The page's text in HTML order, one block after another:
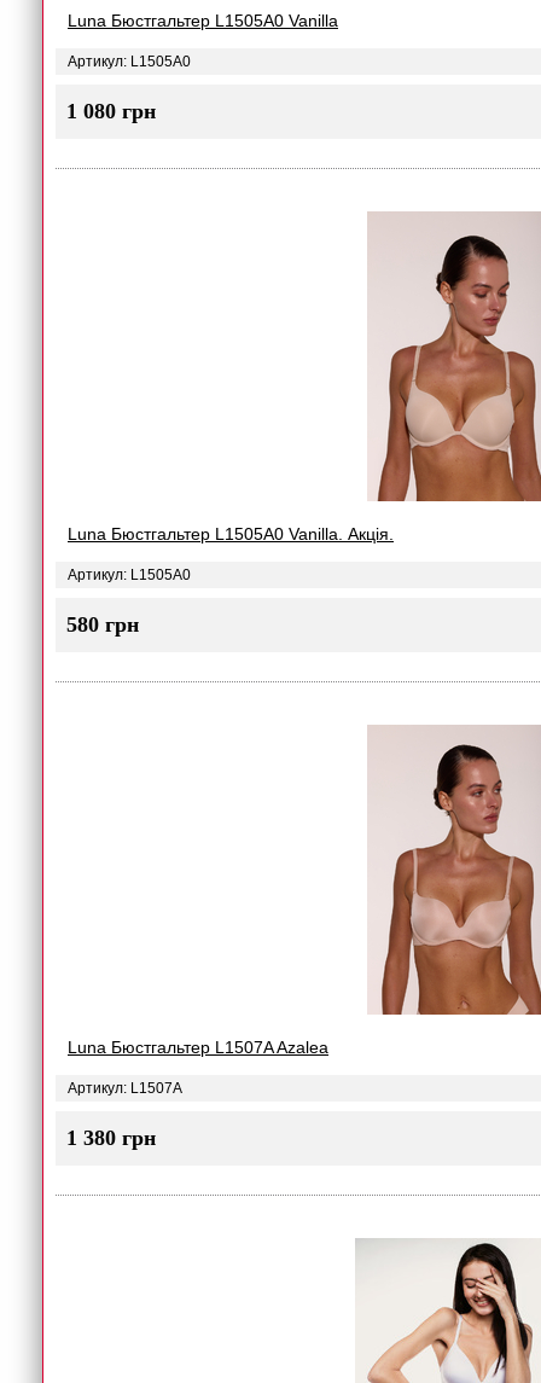
Luna Бюстгальтер L1505A0 Vanilla
Артикул: L1505A0
1 080 грн
Luna Бюстгальтер L1505A0 Vanilla. Акція.
Артикул: L1505A0
580 грн
Luna Бюстгальтер L1507A Azalea
Артикул: L1507A
1 380 грн